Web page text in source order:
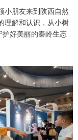
小朋友来到陕西自然
理解和认识，从小树
好美丽的秦岭生态